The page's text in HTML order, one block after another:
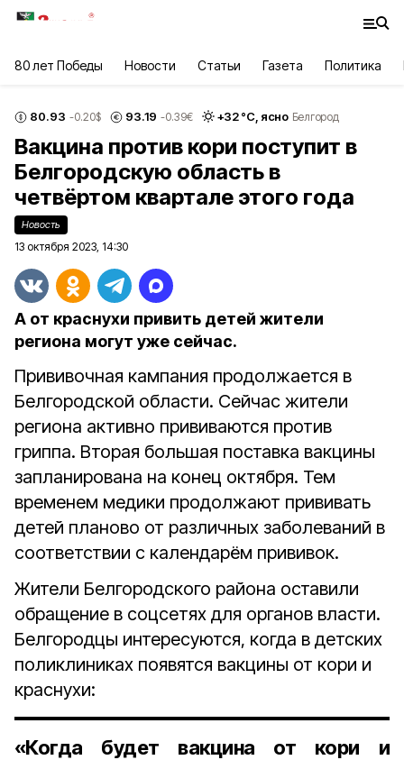
80 лет Победы Новости Статьи Газета Политика
80.93 -0.20$ 93.19 -0.39€ +32°С, ясно Белгород
Вакцина против кори поступит в
Белгородскую область в
четвёртом квартале этого года
Новость
13 октября 2023, 14:30
А от краснухи привить детей жители
региона могут уже сейчас.
Прививочная кампания продолжается в
Белгородской области. Сейчас жители
региона активно прививаются против
гриппа. Вторая большая поставка вакцины
запланирована на конец октября. Тем
временем медики продолжают прививать
детей планово от различных заболеваний в
соответствии с календарём прививок.
Жители Белгородского района оставили
обращение в соцсетях для органов власти.
Белгородцы интересуются, когда в детских
поликлиниках появятся вакцины от кори и
краснухи:
«Когда будет вакцина от кори и